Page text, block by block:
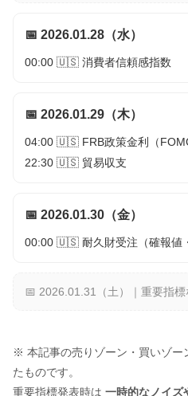
📅 2026.01.28（水）
00:00 🇺🇸 消費者信頼感指数
📅 2026.01.29（木）
04:00 🇺🇸 FRB政策金利（
22:30 🇺🇸 貿易収支
📅 2026.01.30（金）
00:00 🇺🇸 耐久財受注（確報値
📅 2026.01.31（土）｜重要指標
※ 本記事の売りゾーン・買いゾー
たものです。
重要指標発表時は 一時的なノイズ